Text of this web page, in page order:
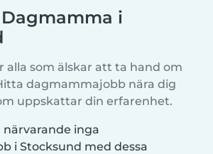
i
alla som älskar att ta hand om
dagmammajobb nära dig
uppskattar din erfarenhet.
närvarande inga
i Stocksund med dessa